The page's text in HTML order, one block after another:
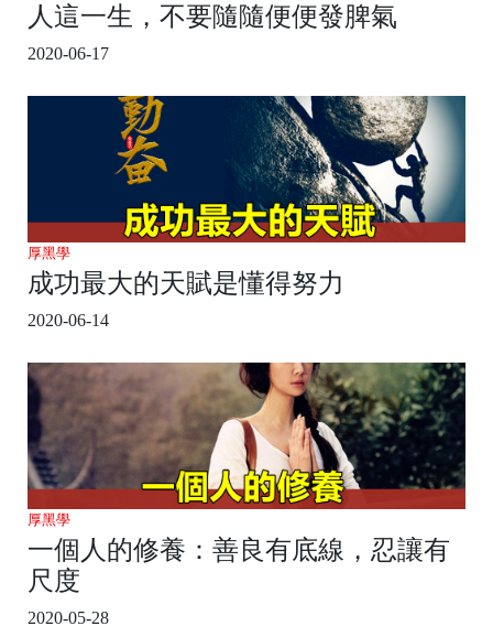
人這一生，不要隨隨便便發脾氣
2020-06-17
厚黑學
成功最大的天賦是懂得努力
2020-06-14
厚黑學
一個人的修養：善良有底線，忍讓有
尺度
2020-05-28